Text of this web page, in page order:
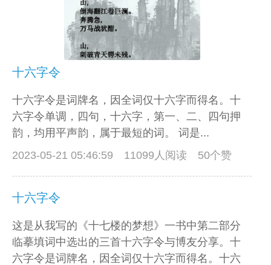
十六字令
十六字令是词牌名，因全词仅十六字而得名。十
六字令单调，四句，十六字，第一、二、四句押
韵，均用平声韵，属于最短的词。 词是...
2023-05-21 05:46:59
11099人阅读 50个赞
十六字令
这是从我写的《十七楼的梦想》一书中第二部分
临摹填词中选出的三首十六字令与博友分享。十
六字令是词牌名，因全词仅十六字而得名。十六